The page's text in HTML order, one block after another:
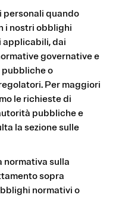
personali quando
i nostri obblighi
applicabili, dai
governative e
o
Per maggiori
le richieste di
pubbliche e
la sezione sulle
normativa sulla
sopra
normativi o